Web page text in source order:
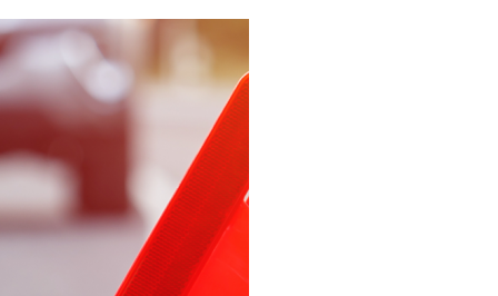
Trang này không có
Esta página não está
disponível
このページは現在利用できま
せん
Pagina non disponibile
هذه الصفحة غير متوفرة